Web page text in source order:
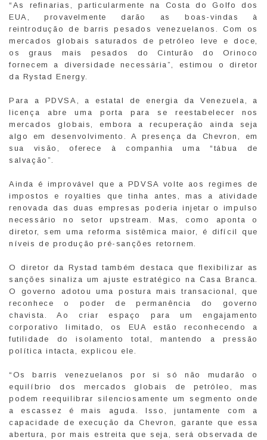
“As refinarias, particularmente na Costa do Golfo dos
EUA, provavelmente darão as boas-vindas à
reintrodução de barris pesados venezuelanos. Com os
mercados globais saturados de petróleo leve e doce,
os graus mais pesados do Cinturão do Orinoco
fornecem a diversidade necessária”, estimou o diretor
da Rystad Energy.
Para a PDVSA, a estatal de energia da Venezuela, a
licença abre uma porta para se reestabelecer nos
mercados globais, embora a recuperação ainda seja
algo em desenvolvimento. A presença da Chevron, em
sua visão, oferece à companhia uma “tábua de
salvação”.
Ainda é improvável que a PDVSA volte aos regimes de
impostos e royalties que tinha antes, mas a atividade
renovada das duas empresas poderia injetar o impulso
necessário no setor upstream. Mas, como aponta o
diretor, sem uma reforma sistêmica maior, é difícil que
níveis de produção pré-sanções retornem.
O diretor da Rystad também destaca que flexibilizar as
sanções sinaliza um ajuste estratégico na Casa Branca.
O governo adotou uma postura mais transacional, que
reconhece o poder de permanência do governo
chavista. Ao criar espaço para um engajamento
corporativo limitado, os EUA estão reconhecendo a
futilidade do isolamento total, mantendo a pressão
política intacta, explicou ele.
“Os barris venezuelanos por si só não mudarão o
equilíbrio dos mercados globais de petróleo, mas
podem reequilibrar silenciosamente um segmento onde
a escassez é mais aguda. Isso, juntamente com a
capacidade de execução da Chevron, garante que essa
abertura, por mais estreita que seja, será observada de